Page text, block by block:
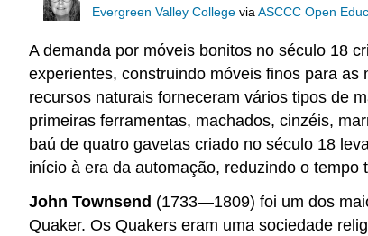
Evergreen Valley College viaASCCC Open
A demanda por móveis bonitos no século 18
experientes, construindo móveis finos para
recursos naturais forneceram vários tipos de
primeiras ferramentas, machados, cinzéis,
baú de quatro gavetas criado no século 18
início à era da automação, reduzindo o
John Townsend (1733—1809) foi um dos
Quaker. Os Quakers eram uma sociedade